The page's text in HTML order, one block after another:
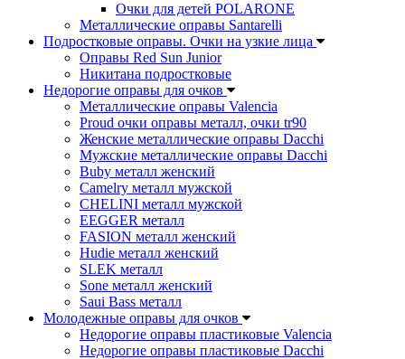
Очки для детей POLARONE
Металлические оправы Santarelli
Подростковые оправы. Очки на узкие лица
Оправы Red Sun Junior
Никитана подростковые
Недорогие оправы для очков
Металлические оправы Valencia
Proud очки оправы металл, очки tr90
Женские металлические оправы Dacchi
Мужские металлические оправы Dacchi
Buby металл женский
Camelry металл мужской
CHELINI металл мужской
EEGGER металл
FASION металл женский
Hudie металл женский
SLEK металл
Sone металл женский
Saui Bass металл
Молодежные оправы для очков
Недорогие оправы пластиковые Valencia
Недорогие оправы пластиковые Dacchi